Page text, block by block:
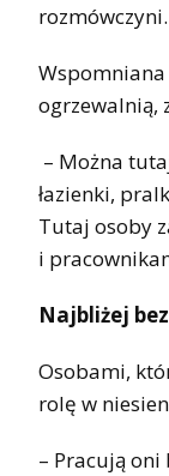
rozmówczyni.
ogrzewalnią,
– Można
łazienki,
Tutaj osoby
i
Najbliżej
Osobami,
rolę w
– Pracują